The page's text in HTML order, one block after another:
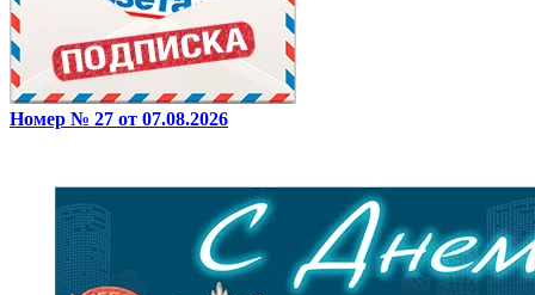
Номер № 27 от 07.08.2026